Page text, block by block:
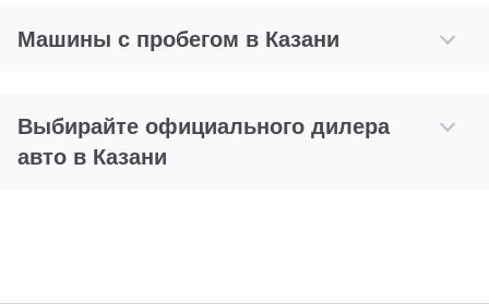
Машины с пробегом в Казани
Выбирайте официального дилера
авто в Казани